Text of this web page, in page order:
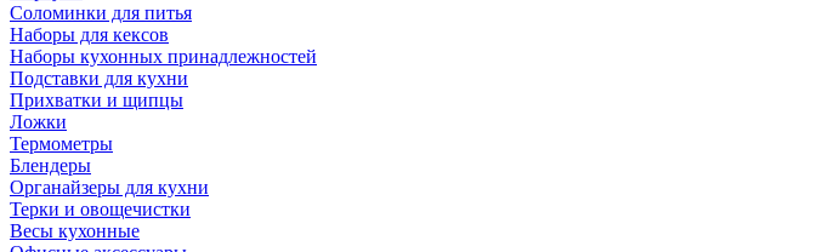
Соломинки для питья
Наборы для кексов
Наборы кухонных принадлежностей
Подставки для кухни
Прихватки и щипцы
Ложки
Термометры
Блендеры
Органайзеры для кухни
Терки и овощечистки
Весы кухонные